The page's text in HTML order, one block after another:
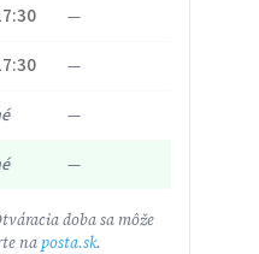
—
—
—
—
doba sa môže
naposta.sk.